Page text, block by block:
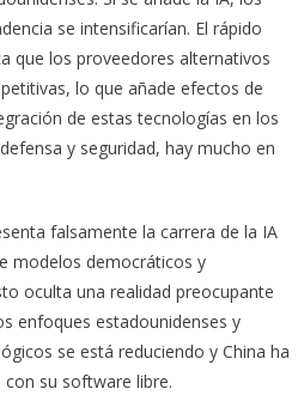
se intensificarían. El rápido
que los proveedores alternativos
lo que añade efectos de
de estas tecnologías en los
y seguridad, hay mucho en
falsamente la carrera de la IA
modelos democráticos y
oculta una realidad preocupante
enfoques estadounidenses y
se está reduciendo y China ha
su software libre.